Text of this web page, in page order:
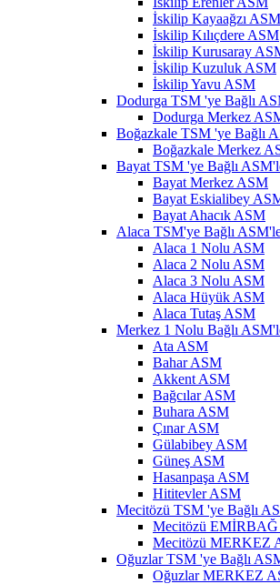
İskilip Kayaağzı ASM
İskilip Kılıçdere ASM
İskilip Kurusaray
İskilip Kuzuluk ASM
İskilip Yavu ASM
Dodurga TSM 'ye Bağlı
Dodurga Merkez
Boğazkale TSM 'ye Bağlı
Boğazkale Merkez
Bayat TSM 'ye Bağlı
Bayat Merkez ASM
Bayat Eskialibey
Bayat Ahacık ASM
Alaca TSM'ye Bağlı
Alaca 1 Nolu ASM
Alaca 2 Nolu ASM
Alaca 3 Nolu ASM
Alaca Hüyük ASM
Alaca Tutaş ASM
Merkez 1 Nolu Bağlı
Ata ASM
Bahar ASM
Akkent ASM
Bağcılar ASM
Buhara ASM
Çınar ASM
Gülabibey ASM
Güneş ASM
Hasanpaşa ASM
Hititevler ASM
Mecitözü TSM 'ye Bağlı
Mecitözü
Mecitözü MERKEZ
Oğuzlar TSM 'ye Bağlı
Oğuzlar MERKEZ